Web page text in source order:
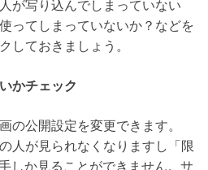
が写り込んでしまっていない
ってしまっていないか？などを
しておきましょう。
かチェック
の公開設定を変更できます。
人が見られなくなりますし「限
しか見ることができません。サ